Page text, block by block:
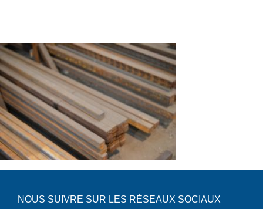
Français
Nederlands
NOUS SUIVRE SUR LES RÉSEAUX SOCIAUX